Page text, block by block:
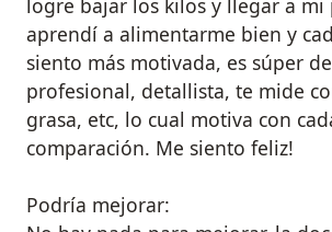
logre bajar los kilos y llegar a mi
aprendí a alimentarme bien y
siento más motivada, es súper
profesional, detallista, te mide
grasa, etc, lo cual motiva con
comparación. Me siento feliz!
Podría mejorar: